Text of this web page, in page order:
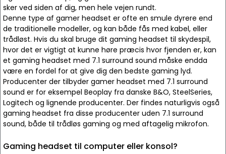
sker ved siden af dig, men hele vejen rundt.
Denne type af gamer headset er ofte en smule dyrere end
de traditionelle modeller, og kan både fås med kabel, eller
trådløst. Hvis du skal bruge dit gaming headset til skydespil,
hvor det er vigtigt at kunne høre præcis hvor fjenden er, kan
et gaming headset med 7.1 surround sound måske endda
være en fordel for at give dig den bedste gaming lyd.
Producenter der tilbyder gamer headset med 7.1 surround
sound er for eksempel Beoplay fra danske B&O, SteelSeries,
Logitech og lignende producenter. Der findes naturligvis også
gaming headset fra disse producenter uden 7.1 surround
sound, både til trådløs gaming og med aftagelig mikrofon.
Gaming headset til computer eller konsol?